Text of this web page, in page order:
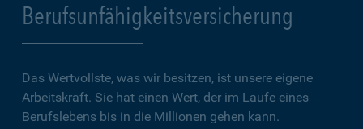
Berufsunfähigkeitsversicherung
Das Wertvollste, was wir besitzen, ist unsere eigene
Arbeitskraft. Sie hat einen Wert, der im Laufe eines
Berufslebens bis in die Millionen gehen kann.